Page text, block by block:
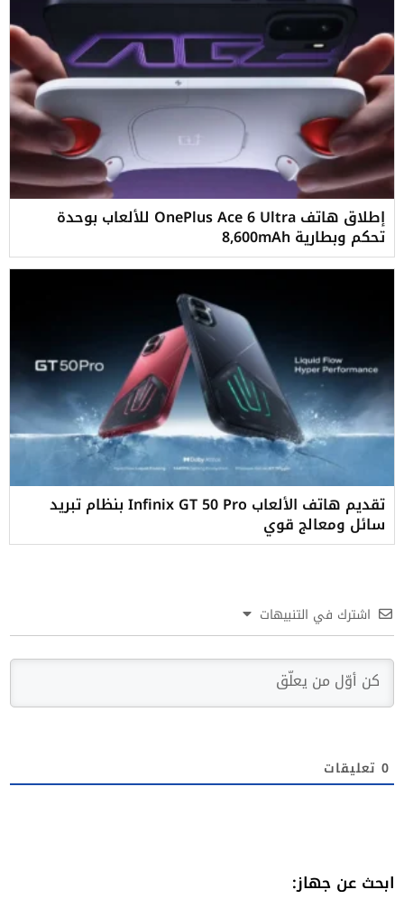
إطلاق هاتف OnePlus Ace 6 Ultra للألعاب بوحدة
تحكم وبطارية 8,600mAh
تقديم هاتف الألعاب Infinix GT 50 Pro بنظام تبريد
سائل ومعالج قوي
اشترك في التنبيهات
0 تعليقات
ابحث عن جهاز: